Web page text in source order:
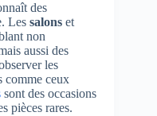
des
Les salons et
non
aussi des
les
comme ceux
sont des occasions
pièces rares.